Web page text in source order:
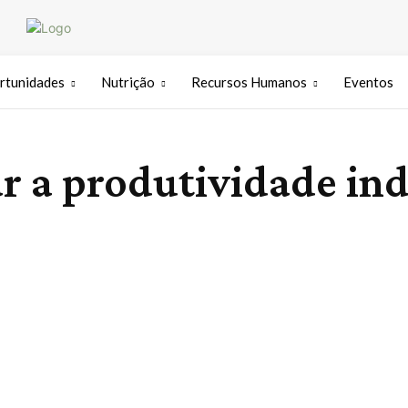
Nutrição Recursos Humanos Eventos
a produtividade